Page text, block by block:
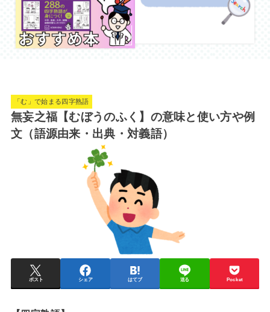
「む」で始まる四字熟語
無妄之福【むぼうのふく】の意味と使い方や例
文（語源由来・出典・対義語）
ポスト シェア はてブ 送る Pocket